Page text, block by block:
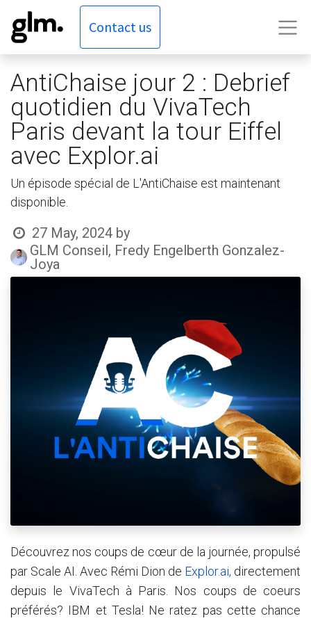
Contact us
AntiChaise jour 2 : Debrief
quotidien du VivaTech
Paris devant la tour Eiffel
avec Explor.ai
Un épisode spécial de L'AntiChaise est maintenant
disponible.
27 May, 2024 by
GLM Conseil, Fredy Engelberth Gonzalez-
Joya
Découvrez nos coups de cœur de la journée, propulsé
par Scale AI. Avec Rémi Dion de Explor.ai, directement
depuis le VivaTech à Paris. Nos coups de coeurs
préférés? IBM et Tesla! Ne ratez pas cette chance